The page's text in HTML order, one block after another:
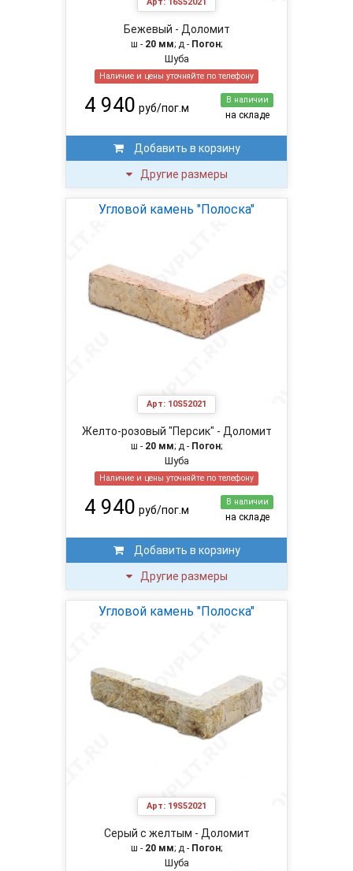
Бежевый - Доломит
ш - 20 мм; д - Погон;
Шуба
Наличие и цены уточняйте по телефону
4 940 руб/пог.м
В наличии
на складе
Добавить в корзину
Другие размеры
Арт: 10S52021
Угловой камень "Полоска"
Желто-розовый "Персик" - Доломит
ш - 20 мм; д - Погон;
Шуба
Наличие и цены уточняйте по телефону
4 940 руб/пог.м
В наличии
на складе
Добавить в корзину
Другие размеры
Арт: 19S52021
Угловой камень "Полоска"
Серый с желтым - Доломит
ш - 20 мм; д - Погон;
Шуба